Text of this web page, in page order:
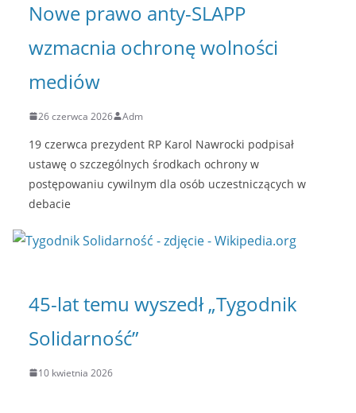
Nowe prawo anty-SLAPP
wzmacnia ochronę wolności
mediów
26 czerwca 2026 Adm
19 czerwca prezydent RP Karol Nawrocki podpisał
ustawę o szczególnych środkach ochrony w
postępowaniu cywilnym dla osób uczestniczących w
debacie
45-lat temu wyszedł „Tygodnik
Solidarność”
10 kwietnia 2026